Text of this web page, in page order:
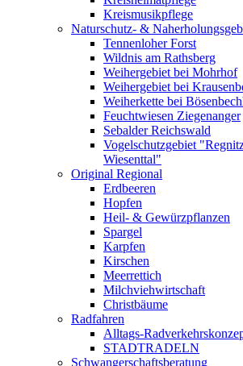
Kreismusikpflege
Naturschutz- &
Tennenloher Forst
Wildnis am Rathsberg
Weihergebiet bei Mohrhof
Weihergebiet bei
Weiherkette bei
Feuchtwiesen Ziegenanger
Sebalder Reichswald
Vogelschutzgebiet
Wiesenttal"
Original Regional
Erdbeeren
Hopfen
Heil- & Gewürzpflanzen
Spargel
Karpfen
Kirschen
Meerrettich
Milchviehwirtschaft
Christbäume
Radfahren
Alltags-
STADTRADELN
Schwangerschaftsberatung